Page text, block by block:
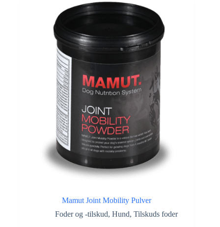
Mamut Joint Mobility Pulver
Foder og -tilskud,Hund,Tilskuds foder